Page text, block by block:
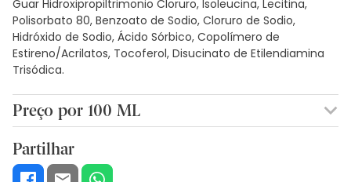
Guar Hidroxipropiltrimonio Cloruro, Isoleucina, Lecitina,
Polisorbato 80, Benzoato de Sodio, Cloruro de Sodio,
Hidróxido de Sodio, Ácido Sórbico, Copolímero de
Estireno/Acrilatos, Tocoferol, Disucinato de Etilendiamina
Trisódica.
Preço por 100 ML
Partilhar